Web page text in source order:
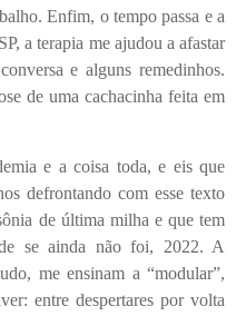
Enfim, o tempo passa e a
a terapia me ajudou a afastar
e alguns remedinhos.
de uma cachacinha feita em
e a coisa toda, e eis que
defrontando com esse texto
de última milha e que tem
se ainda não foi, 2022. A
me ensinam a “modular”,
entre despertares por volta